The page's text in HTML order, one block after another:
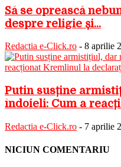
Să se oprească
despre religie și...
Redactia e-Click.ro - 8 aprilie
Putin susține
îndoieli: Cum a
Redactia e-Click.ro - 7 aprilie
NICIUN COMENTARIU